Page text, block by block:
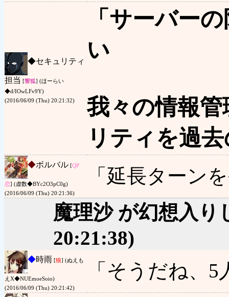
◆セキュリティ
担当 [響狐] (ほーらい
◆d/IOwLFv9Y)
(2016/06/09 (Thu) 20:21:32)
「サーバー
い
我々の情報
リティを過
◆ボルバル [QP
恋] (虚数◆BYc2O3pC0g)
(2016/06/09 (Thu) 20:21:36)
「延長ターン
魔理沙 が幻想入り
20:21:38)
◆時雨 [狼] (ぬえも
えΧ◆NUEmoeSoio)
(2016/06/09 (Thu) 20:21:42)
「そうだね、